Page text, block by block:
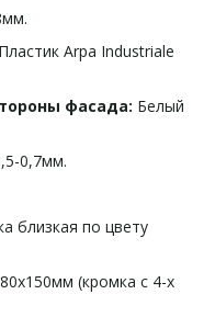
Arpa Industriale
фасада: Белый
0,7мм.
близкая по цвету
80х150мм (кромка с 4-х